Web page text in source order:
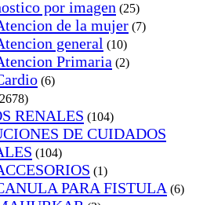
por imagen (25)
de la mujer (7)
general (10)
Primaria (2)
(6)
RENALES (104)
DE CUIDADOS
(104)
(1)
PARA FISTULA (6)